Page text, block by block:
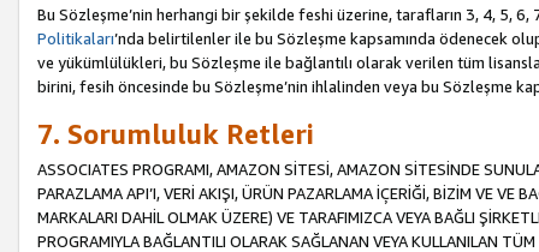
Bu Sözleşme’nin herhangi bir şekilde feshi üzerine, tarafların 3, 4, 5,
Politikaları’nda belirtilenler ile bu Sözleşme kapsamında ödenecek
ve yükümlülükleri, bu Sözleşme ile bağlantılı olarak verilen tüm
birini, fesih öncesinde bu Sözleşme’nin ihlalinden veya bu Sözleşme
7. Sorumluluk Retleri
ASSOCIATES PROGRAMI, AMAZON SİTESİ, AMAZON SİTESİNDE
PARAZLAMA API’I, VERİ AKIŞI, ÜRÜN PAZARLAMA İÇERİĞİ, BİZİM VE VE
MARKALARI DAHİL OLMAK ÜZERE) VE TARAFIMIZCA VEYA BAĞLI
PROGRAMIYLA BAĞLANTILI OLARAK SAĞLANAN VEYA KULLANILAN